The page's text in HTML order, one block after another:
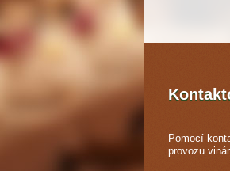
Pomocí
provozu